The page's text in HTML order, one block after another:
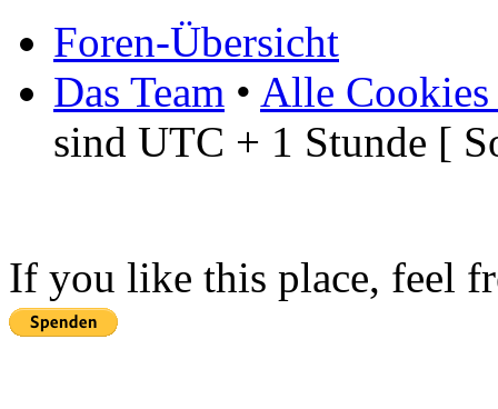
Foren-Übersicht
Das Team • Alle Cookies
sind UTC + 1 Stunde [
If you like this place, feel